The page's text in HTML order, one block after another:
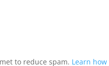
to reduce spam. Learn